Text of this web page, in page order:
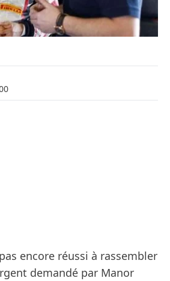
encore réussi à rassembler
demandé par Manor